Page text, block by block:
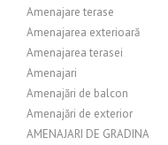
Amenajare terase
Amenajarea exterioară
Amenajarea terasei
Amenajari
Amenajări de balcon
Amenajări de exterior
AMENAJARI DE GRADINA